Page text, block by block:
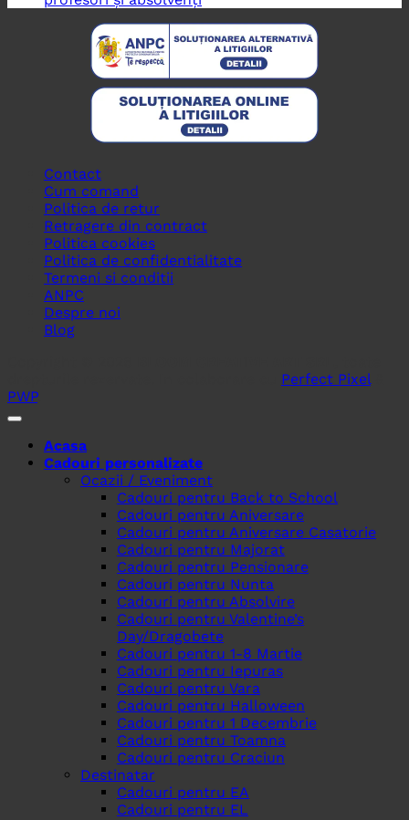
Contact
Cum comand
Politica de retur
Retragere din contract
Politica cookies
Politica de confidentialitate
Termeni si conditii
ANPC
Despre noi
Blog
Perfect Pixel
PWP.
Acasa
Cadouri personalizate
Ocazii / Eveniment
Cadouri pentru Back to School
Cadouri pentru Aniversare
Cadouri pentru Aniversare Casatorie
Cadouri pentru Majorat
Cadouri pentru Pensionare
Cadouri pentru Nunta
Cadouri pentru Absolvire
Cadouri pentru Valentine’s
Day/Dragobete
Cadouri pentru 1-8 Martie
Cadouri pentru Iepuras
Cadouri pentru Vara
Cadouri pentru Halloween
Cadouri pentru 1 Decembrie
Cadouri pentru Toamna
Cadouri pentru Craciun
Destinatar
Cadouri pentru EA
Cadouri pentru EL